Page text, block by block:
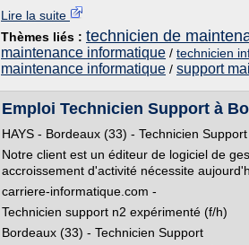
Lire la suite
Thèmes liés : technicien de
maintenance informatique / technicien
maintenance informatique / support
Emploi Technicien Support à
HAYS - Bordeaux (33) - Technicien
Notre client est un éditeur de logiciel de
accroissement d'activité nécessite
carriere-informatique.com -
Technicien support n2 expérimenté (f/h)
Bordeaux (33) - Technicien Support